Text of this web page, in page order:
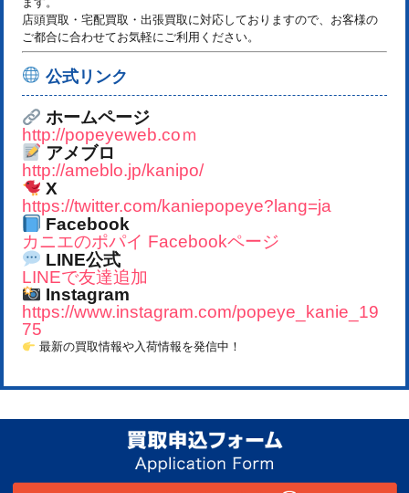
店頭買取・宅配買取・出張買取に対応しておりますので、お客様の
ご都合に合わせてお気軽にご利用ください。
公式リンク
ホームページ
http://popeyeweb.coｍ
アメブロ
http://ameblo.jp/kanipo/
X
https://twitter.com/kaniepopeye?lang=ja
Facebook
カニエのポパイ Facebookページ
LINE公式
LINEで友達追加
Instagram
https://www.instagram.com/popeye_kanie_19
75
最新の買取情報や入荷情報を発信中！